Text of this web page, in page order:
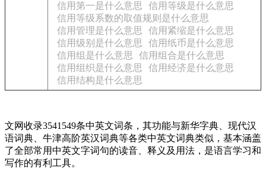
信用第一是什么意思
信用等级是什么意思
信用等级系数的取值规则是什么意思
信用管理是什么意思
信用紧缩是什么意思
信用级别是什么意思
信用纸币是什么意思
信用组是什么意思
信用组合是什么意思
信用组织是什么意思
信用经济是什么意思
信用结构是什么意思
文网收录3541549条中英文词条，其功能与新华字典、现代汉
语词典、牛津高阶英汉词典等各类中英文词典类似，基本涵盖
了全部常用中英文字词句的读音、释义及用法，是语言学习和
写作的有利工具。